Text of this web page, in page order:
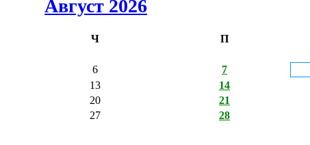
Август 2026
Ч П
6 7
13 14
20 21
27 28